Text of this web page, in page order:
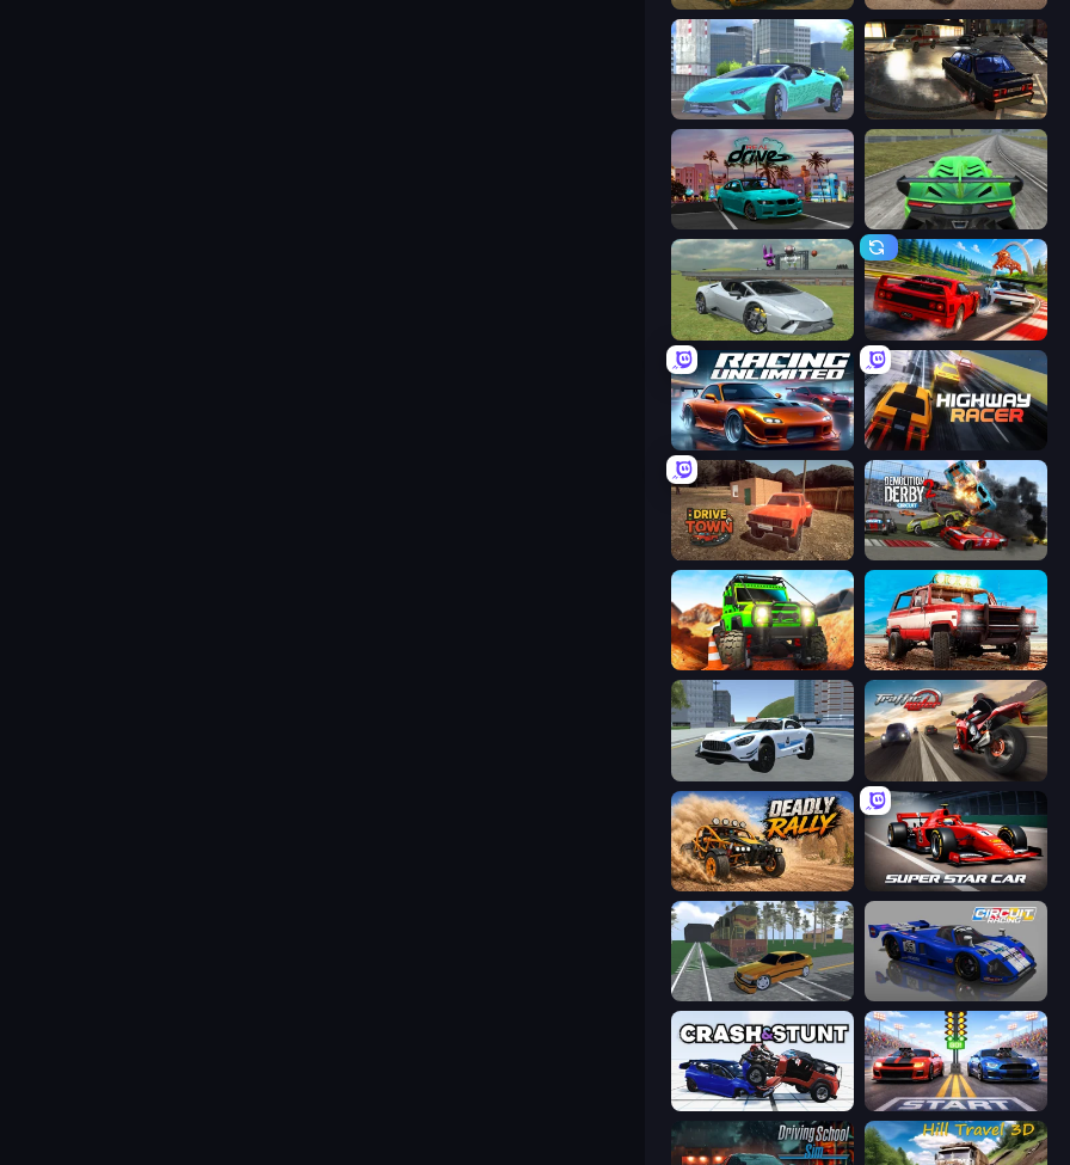
Real City Driver City Classic Car Driving: 131
RealDrive Speed Racing Pro 2
Sports Cars Driver Racing: Online!
Racing Unlimited Highway Racer
DriveTown Demolition Derby 2
Offroad Life 3D Offroad Masters Challenge
Crazy Stunt Cars 2 Traffic Rider
Deadly Rally Super Star Car
Obby: Car Crash Sandbox Circuit Racing
Crash & Stunt Street Racer 2